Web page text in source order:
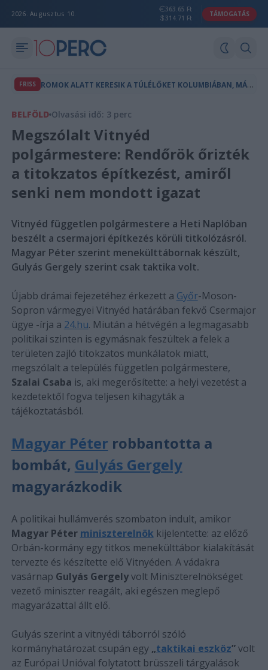
2026. Augusztus 10.
363.65 Ft
314.71 Ft
TÁMOGATÁS
FRISS R
OMOK ALATT KERESIK A TÚLÉLŐKET KOLUMBIÁBAN, MÁR 111 A HALOTTAK SZÁMA
BELFÖLD Olvasási idő: 3 perc
Megszólalt Vitnyéd
polgármestere: Rendőrök őrizték
a titokzatos építkezést, amiről
senki nem mondott igazat
Vitnyéd független polgármestere a Heti Naplóban
beszélt a csermajori építkezés körüli titkolózásról.
Magyar Péter szerint menekülttábornak készült,
Gulyás Gergely szerint csak taktika volt.
Újabb drámai fejezetéhez érkezett a Győr-Moson-
Sopron vármegyei Vitnyéd határában fekvő Csermajor
ügye -írja a 24.hu. Miután a hétvégén a legmagasabb
politikai szinten is egymásnak feszültek a felek a
területen zajló titokzatos munkálatok miatt,
megszólalt a település független polgármestere,
Szalai Csaba is, aki megerősítette: a helyi vezetést a
kezdetektől fogva teljesen kihagyták a
tájékoztatásból.
Magyar Péterrobbantotta a
bombát, Gulyás Gergely
magyarázkodik
A politikai hullámverés szombaton indult, amikor
Magyar Péter miniszterelnök kijelentette: az előző
Orbán-kormány egy titkos menekülttábor kialakítását
tervezte és készítette elő Vitnyéden. A vádakra
vasárnap Gulyás Gergelyvolt Miniszterelnökséget
vezető miniszter reagált, aki egészen meglepő
magyarázattal állt elő.
Gulyás szerint a vitnyédi táborról szóló
kormányhatározat csupán egy „taktikai eszköz”volt
az Európai Unióval folytatott brüsszeli tárgyalások